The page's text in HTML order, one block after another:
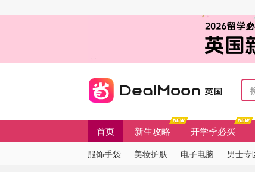
首页 新生攻略 开学季必买
服饰手袋 美妆护肤 电子电脑 男士专